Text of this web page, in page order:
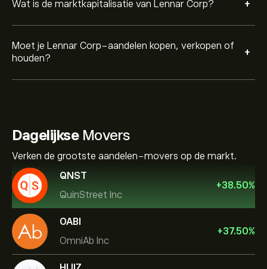
Wat is de marktkapitalisatie van Lennar Corp? +
Moet je Lennar Corp-aandelen kopen, verkopen of
houden?
+
DagelijkseMovers
Verken de grootste aandelen-movers op de markt.
QNST
QuinStreet Inc
+38.50%
OABI
OmniAb Inc
+37.50%